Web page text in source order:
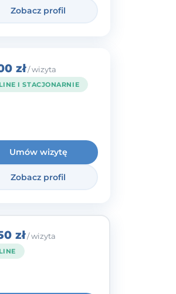
Zobacz profil
zł/ wizyta
I STACJONARNIE
Umów wizytę
Zobacz profil
zł/ wizyta